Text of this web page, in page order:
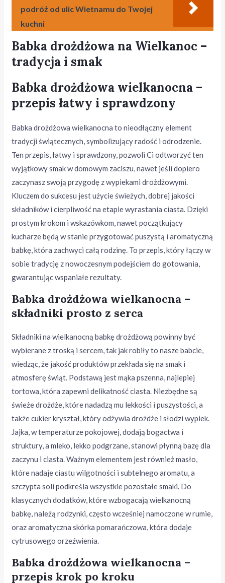
podróż od ulic Wietnamu do Twojej
kuchni
Babka drożdżowa na Wielkanoc –
tradycja i smak
Babka drożdżowa wielkanocna –
przepis łatwy i sprawdzony
Babka drożdżowa wielkanocna to nieodłączny element
tradycji świątecznych, symbolizujący radość i odrodzenie.
Ten przepis, łatwy i sprawdzony, pozwoli Ci odtworzyć ten
wyjątkowy smak w domowym zaciszu, nawet jeśli dopiero
zaczynasz swoją przygodę z wypiekami drożdżowymi.
Kluczem do sukcesu jest użycie świeżych, dobrej jakości
składników i cierpliwość na etapie wyrastania ciasta. Dzięki
prostym krokom i wskazówkom, nawet początkujący
kucharze będą w stanie przygotować puszystą i aromatyczną
babkę, która zachwyci całą rodzinę. To przepis, który łączy w
sobie tradycję z nowoczesnym podejściem do gotowania,
gwarantując wspaniałe rezultaty.
Babka drożdżowa wielkanocna –
składniki prosto z serca
Składniki na wielkanocną babkę drożdżową powinny być
wybierane z troską i sercem, tak jak robiły to nasze babcie,
wiedząc, że jakość produktów przekłada się na smak i
atmosferę świąt. Podstawą jest mąka pszenna, najlepiej
tortowa, która zapewni delikatność ciasta. Niezbędne są
świeże drożdże, które nadadzą mu lekkości i puszystości, a
także cukier kryształ, który odżywia drożdże i słodzi wypiek.
Jajka, w temperaturze pokojowej, dodają bogactwa i
struktury, a mleko, lekko podgrzane, stanowi płynną bazę dla
zaczynu i ciasta. Ważnym elementem jest również masło,
które nadaje ciastu wilgotności i subtelnego aromatu, a
szczypta soli podkreśla wszystkie pozostałe smaki. Do
klasycznych dodatków, które wzbogacają wielkanocną
babkę, należą rodzynki, często wcześniej namoczone w rumie,
oraz aromatyczna skórka pomarańczowa, która dodaje
cytrusowego orzeźwienia.
Babka drożdżowa wielkanocna –
przepis krok po kroku